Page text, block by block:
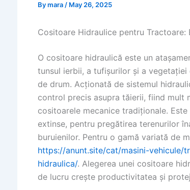
Bymara / May 26, 2025
Cositoare Hidraulice pentru
O cositoare hidraulică este un
tunsul ierbii, a tufișurilor și a
de drum. Acționată de sistemul
control precis asupra tăierii, fiind mult
cositoarele mecanice tradiționale.
extinse, pentru pregătirea terenurilor
buruienilor. Pentru o gamă variată de
https://anunt.site/cat/masini-
hidraulica/. Alegerea unei cositoare
de lucru crește productivitatea și